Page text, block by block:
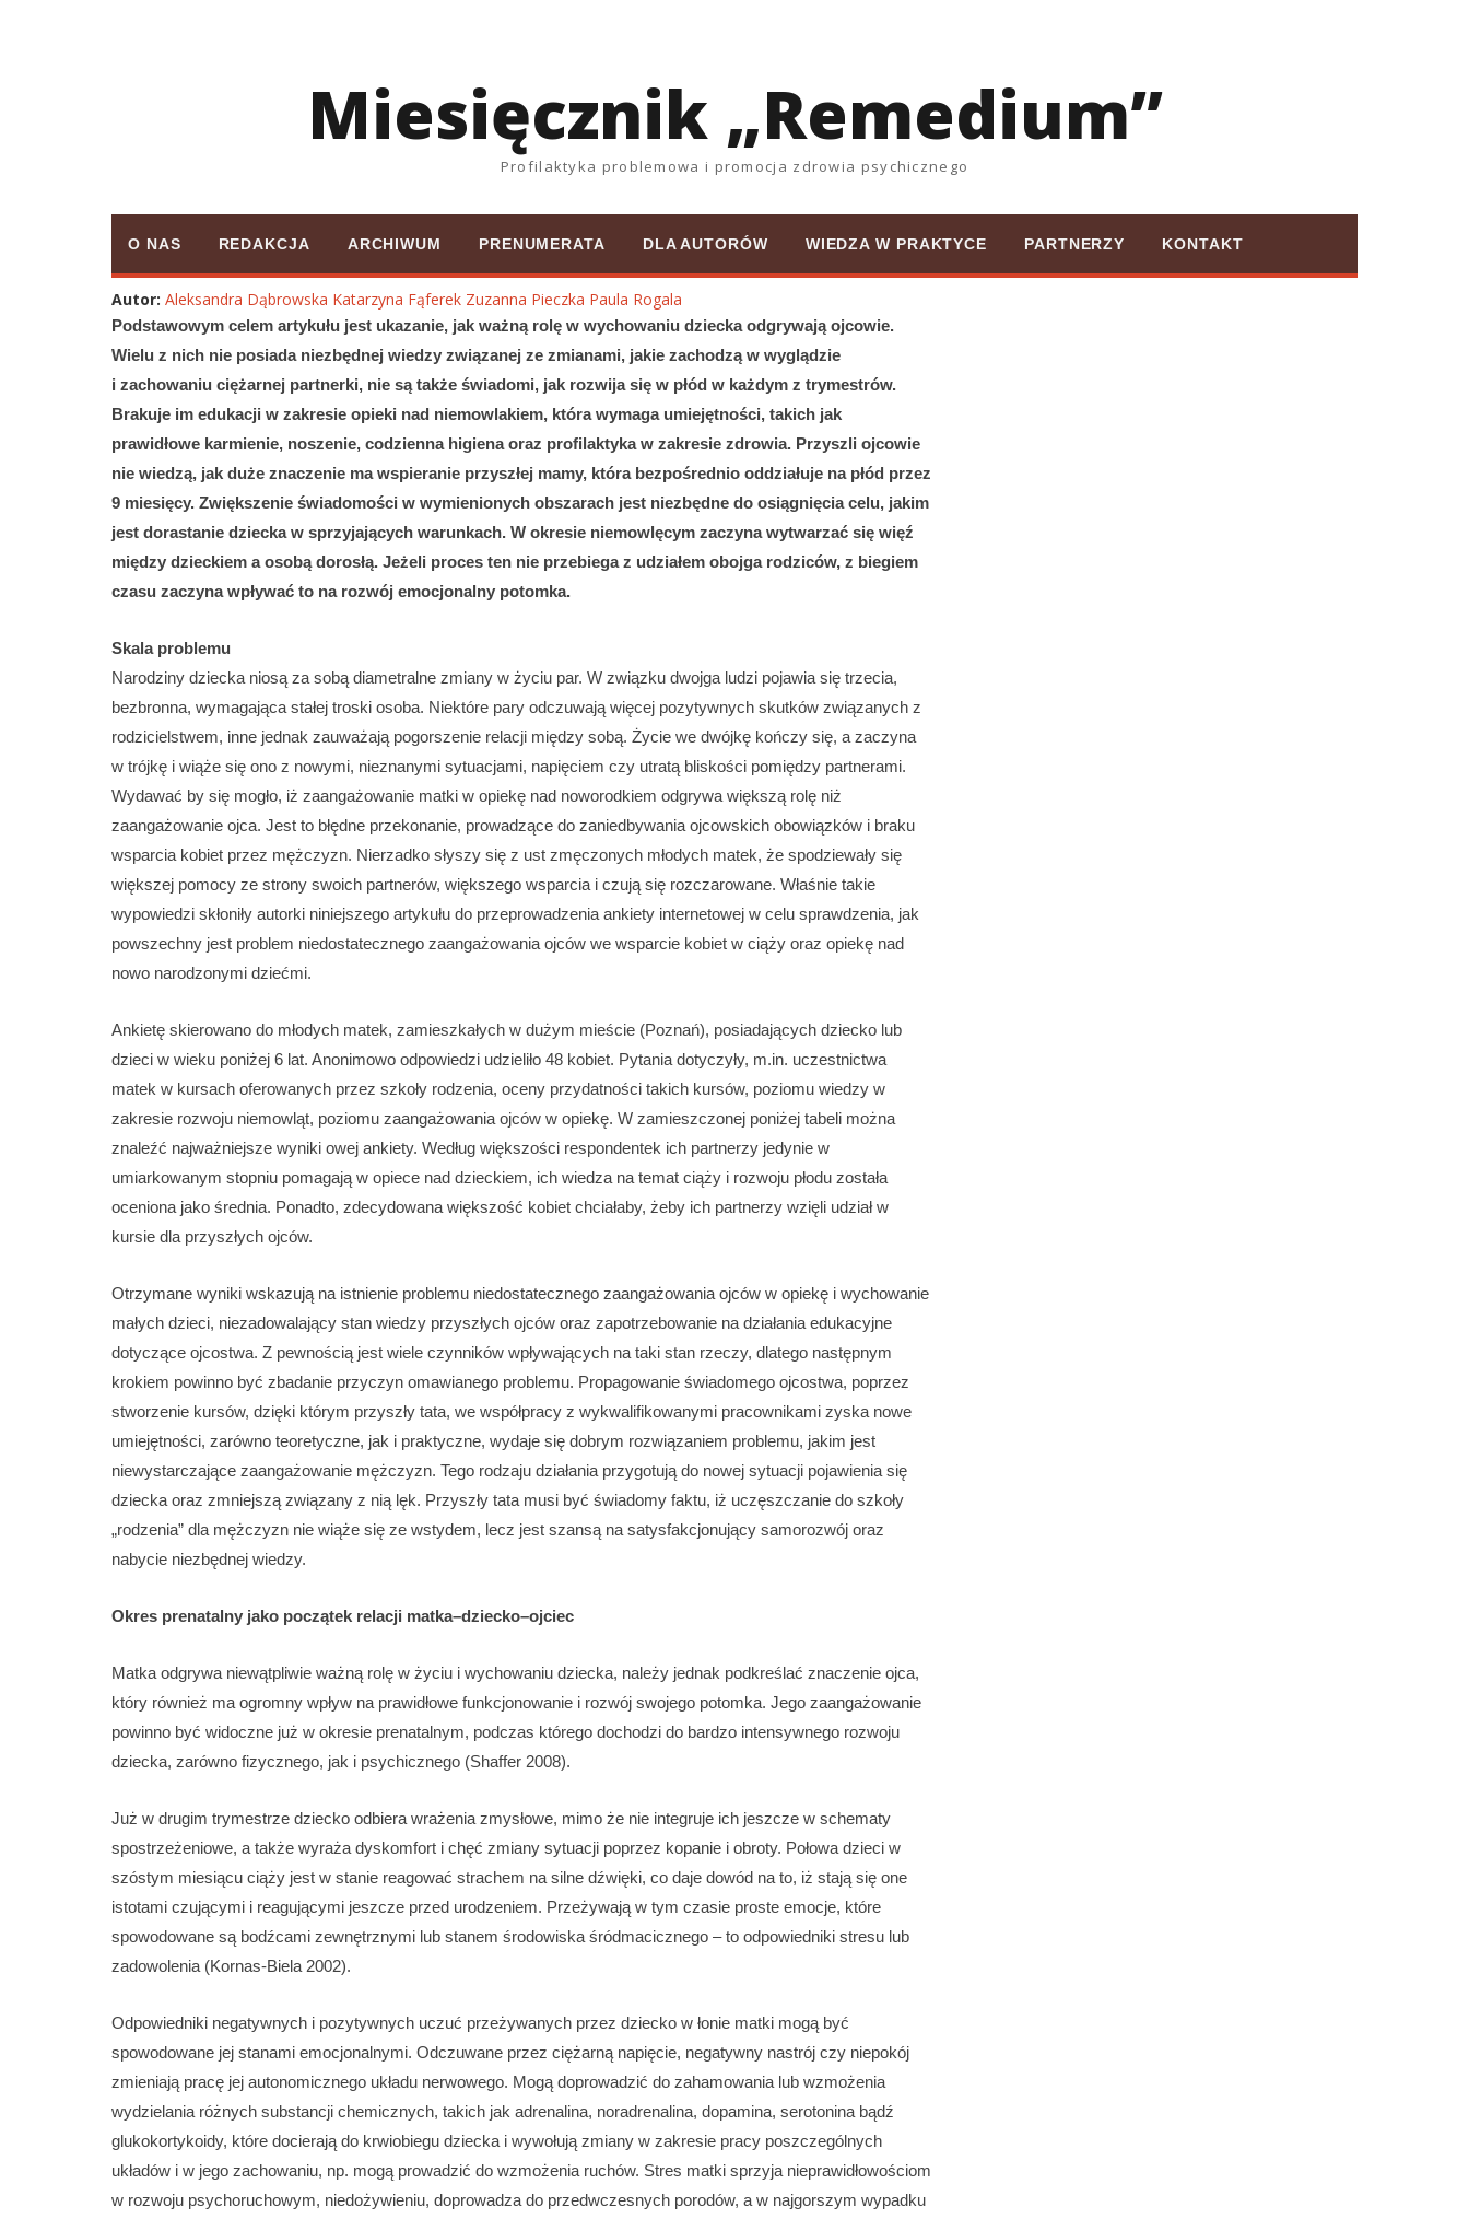
Miesięcznik „Remedium”
Profilaktyka problemowa i promocja zdrowia psychicznego
O NAS REDAKCJA ARCHIWUM PRENUMERATA DLA AUTORÓW WIEDZA W PRAKTYCE PARTNERZY KONTAKT
Autor: Aleksandra Dąbrowska Katarzyna Fąferek Zuzanna Pieczka Paula Rogala
Podstawowym celem artykułu jest ukazanie, jak ważną rolę w wychowaniu dziecka odgrywają ojcowie.
Wielu z nich nie posiada niezbędnej wiedzy związanej ze zmianami, jakie zachodzą w wyglądzie
i zachowaniu ciężarnej partnerki, nie są także świadomi, jak rozwija się w płód w każdym z trymestrów.
Brakuje im edukacji w zakresie opieki nad niemowlakiem, która wymaga umiejętności, takich jak
prawidłowe karmienie, noszenie, codzienna higiena oraz profilaktyka w zakresie zdrowia. Przyszli ojcowie
nie wiedzą, jak duże znaczenie ma wspieranie przyszłej mamy, która bezpośrednio oddziałuje na płód przez
9 miesięcy. Zwiększenie świadomości w wymienionych obszarach jest niezbędne do osiągnięcia celu, jakim
jest dorastanie dziecka w sprzyjających warunkach. W okresie niemowlęcym zaczyna wytwarzać się więź
między dzieckiem a osobą dorosłą. Jeżeli proces ten nie przebiega z udziałem obojga rodziców, z biegiem
czasu zaczyna wpływać to na rozwój emocjonalny potomka.
Skala problemu
Narodziny dziecka niosą za sobą diametralne zmiany w życiu par. W związku dwojga ludzi pojawia się trzecia,
bezbronna, wymagająca stałej troski osoba. Niektóre pary odczuwają więcej pozytywnych skutków związanych z
rodzicielstwem, inne jednak zauważają pogorszenie relacji między sobą. Życie we dwójkę kończy się, a zaczyna
w trójkę i wiąże się ono z nowymi, nieznanymi sytuacjami, napięciem czy utratą bliskości pomiędzy partnerami.
Wydawać by się mogło, iż zaangażowanie matki w opiekę nad noworodkiem odgrywa większą rolę niż
zaangażowanie ojca. Jest to błędne przekonanie, prowadzące do zaniedbywania ojcowskich obowiązków i braku
wsparcia kobiet przez mężczyzn. Nierzadko słyszy się z ust zmęczonych młodych matek, że spodziewały się
większej pomocy ze strony swoich partnerów, większego wsparcia i czują się rozczarowane. Właśnie takie
wypowiedzi skłoniły autorki niniejszego artykułu do przeprowadzenia ankiety internetowej w celu sprawdzenia, jak
powszechny jest problem niedostatecznego zaangażowania ojców we wsparcie kobiet w ciąży oraz opiekę nad
nowo narodzonymi dziećmi.
Ankietę skierowano do młodych matek, zamieszkałych w dużym mieście (Poznań), posiadających dziecko lub
dzieci w wieku poniżej 6 lat. Anonimowo odpowiedzi udzieliło 48 kobiet. Pytania dotyczyły, m.in. uczestnictwa
matek w kursach oferowanych przez szkoły rodzenia, oceny przydatności takich kursów, poziomu wiedzy w
zakresie rozwoju niemowląt, poziomu zaangażowania ojców w opiekę. W zamieszczonej poniżej tabeli można
znaleźć najważniejsze wyniki owej ankiety. Według większości respondentek ich partnerzy jedynie w
umiarkowanym stopniu pomagają w opiece nad dzieckiem, ich wiedza na temat ciąży i rozwoju płodu została
oceniona jako średnia. Ponadto, zdecydowana większość kobiet chciałaby, żeby ich partnerzy wzięli udział w
kursie dla przyszłych ojców.
Otrzymane wyniki wskazują na istnienie problemu niedostatecznego zaangażowania ojców w opiekę i wychowanie
małych dzieci, niezadowalający stan wiedzy przyszłych ojców oraz zapotrzebowanie na działania edukacyjne
dotyczące ojcostwa. Z pewnością jest wiele czynników wpływających na taki stan rzeczy, dlatego następnym
krokiem powinno być zbadanie przyczyn omawianego problemu. Propagowanie świadomego ojcostwa, poprzez
stworzenie kursów, dzięki którym przyszły tata, we współpracy z wykwalifikowanymi pracownikami zyska nowe
umiejętności, zarówno teoretyczne, jak i praktyczne, wydaje się dobrym rozwiązaniem problemu, jakim jest
niewystarczające zaangażowanie mężczyzn. Tego rodzaju działania przygotują do nowej sytuacji pojawienia się
dziecka oraz zmniejszą związany z nią lęk. Przyszły tata musi być świadomy faktu, iż uczęszczanie do szkoły
„rodzenia” dla mężczyzn nie wiąże się ze wstydem, lecz jest szansą na satysfakcjonujący samorozwój oraz
nabycie niezbędnej wiedzy.
Okres prenatalny jako początek relacji matka–dziecko–ojciec
Matka odgrywa niewątpliwie ważną rolę w życiu i wychowaniu dziecka, należy jednak podkreślać znaczenie ojca,
który również ma ogromny wpływ na prawidłowe funkcjonowanie i rozwój swojego potomka. Jego zaangażowanie
powinno być widoczne już w okresie prenatalnym, podczas którego dochodzi do bardzo intensywnego rozwoju
dziecka, zarówno fizycznego, jak i psychicznego (Shaffer 2008).
Już w drugim trymestrze dziecko odbiera wrażenia zmysłowe, mimo że nie integruje ich jeszcze w schematy
spostrzeżeniowe, a także wyraża dyskomfort i chęć zmiany sytuacji poprzez kopanie i obroty. Połowa dzieci w
szóstym miesiącu ciąży jest w stanie reagować strachem na silne dźwięki, co daje dowód na to, iż stają się one
istotami czującymi i reagującymi jeszcze przed urodzeniem. Przeżywają w tym czasie proste emocje, które
spowodowane są bodźcami zewnętrznymi lub stanem środowiska śródmacicznego – to odpowiedniki stresu lub
zadowolenia (Kornas-Biela 2002).
Odpowiedniki negatywnych i pozytywnych uczuć przeżywanych przez dziecko w łonie matki mogą być
spowodowane jej stanami emocjonalnymi. Odczuwane przez ciężarną napięcie, negatywny nastrój czy niepokój
zmieniają pracę jej autonomicznego układu nerwowego. Mogą doprowadzić do zahamowania lub wzmożenia
wydzielania różnych substancji chemicznych, takich jak adrenalina, noradrenalina, dopamina, serotonina bądź
glukokortykoidy, które docierają do krwiobiegu dziecka i wywołują zmiany w zakresie pracy poszczególnych
układów i w jego zachowaniu, np. mogą prowadzić do wzmożenia ruchów. Stres matki sprzyja nieprawidłowościom
w rozwoju psychoruchowym, niedożywieniu, doprowadza do przedwczesnych porodów, a w najgorszym wypadku